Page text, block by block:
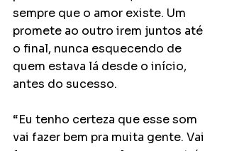
sempre que o amor existe. Um
promete ao outro irem juntos até
o final, nunca esquecendo de
quem estava lá desde o início,
antes do sucesso.
“Eu tenho certeza que esse som
vai fazer bem pra muita gente. Vai